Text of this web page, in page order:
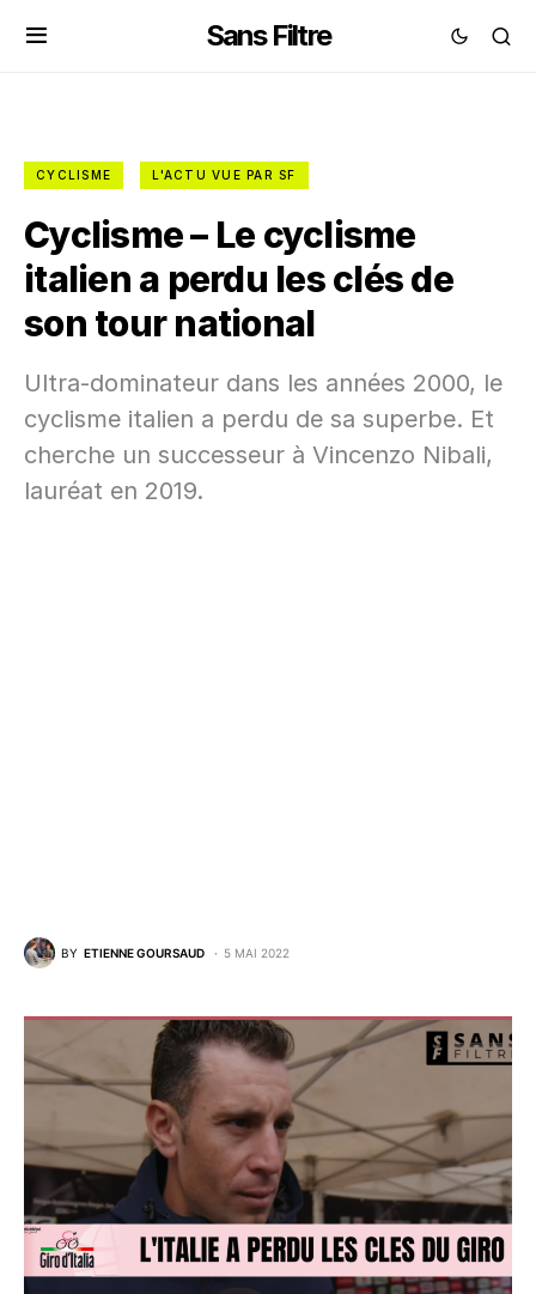
Sans Filtre
CYCLISME L'ACTU VUE PAR SF
Cyclisme – Le cyclisme
italien a perdu les clés de
son tour national
Ultra-dominateur dans les années 2000, le
cyclisme italien a perdu de sa superbe. Et
cherche un successeur à Vincenzo Nibali,
lauréat en 2019.
BY ETIENNE GOURSAUD 5 MAI 2022